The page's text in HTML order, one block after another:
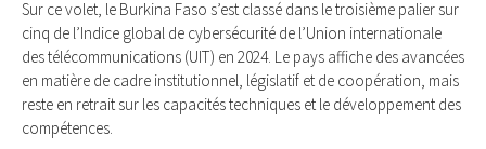
Sur ce volet, le Burkina Faso s’est classé dans le troisième palier sur
cinq de l’Indice global de cybersécurité de l’Union internationale
des télécommunications (UIT) en 2024. Le pays affiche des avancées
en matière de cadre institutionnel, législatif et de coopération, mais
reste en retrait sur les capacités techniques et le développement des
compétences.